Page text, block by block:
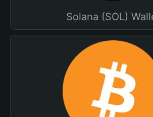
Solana (SOL)